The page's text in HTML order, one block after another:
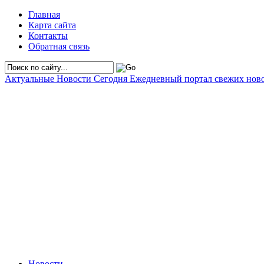
Главная
Карта сайта
Контакты
Обратная связь
Актуальные Новости Сегодня Ежедневный портал свежих